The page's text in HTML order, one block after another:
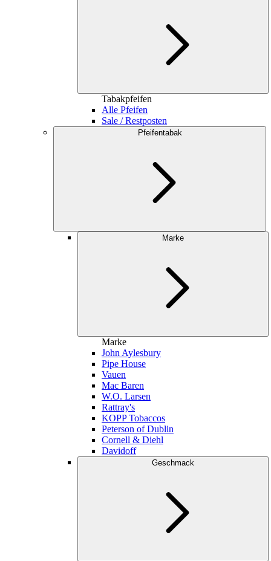
Tabakpfeifen
Alle Pfeifen
Sale / Restposten
Pfeifentabak
Marke
Marke
John Aylesbury
Pipe House
Vauen
Mac Baren
W.O. Larsen
Rattray's
KOPP Tobaccos
Peterson of Dublin
Cornell & Diehl
Davidoff
Geschmack